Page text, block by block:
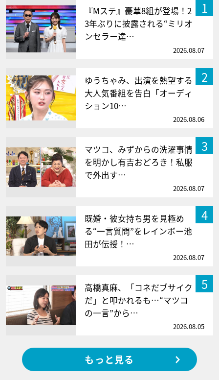
1
『Mステ』豪華8組が登場！2
3年ぶりに披露される“ミリオ
ンセラー達…
2026.08.07
2
ゆうちゃみ、出演を熱望する
大人気番組を告白「オーディ
ション10…
2026.08.06
3
マツコ、みずからの洗濯事情
を明かし有吉おどろき！私服
で外出す…
2026.08.07
4
既婚・彼女持ち男を見極め
る“一言質問”をレインボー池
田が伝授！…
2026.08.07
5
高橋真麻、「コネだブサイク
だ」と叩かれるも…“マツコ
の一言”から…
2026.08.05
もっと見る